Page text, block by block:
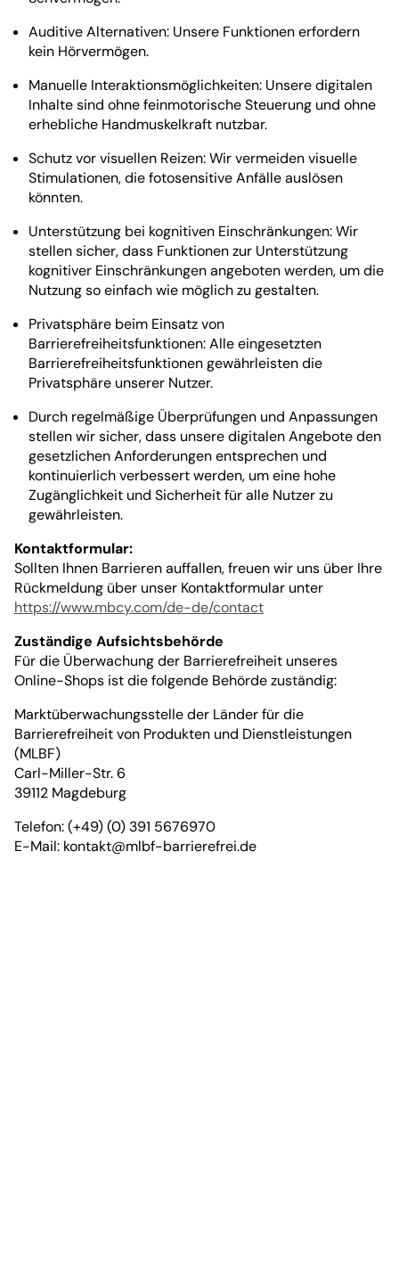
Auditive Alternativen: Unsere Funktionen erfordern
kein Hörvermögen.
Manuelle Interaktionsmöglichkeiten: Unsere digitalen
Inhalte sind ohne feinmotorische Steuerung und ohne
erhebliche Handmuskelkraft nutzbar.
Schutz vor visuellen Reizen: Wir vermeiden visuelle
Stimulationen, die fotosensitive Anfälle auslösen
könnten.
Unterstützung bei kognitiven Einschränkungen: Wir
stellen sicher, dass Funktionen zur Unterstützung
kognitiver Einschränkungen angeboten werden, um die
Nutzung so einfach wie möglich zu gestalten.
Privatsphäre beim Einsatz von
Barrierefreiheitsfunktionen: Alle eingesetzten
Barrierefreiheitsfunktionen gewährleisten die
Privatsphäre unserer Nutzer.
Durch regelmäßige Überprüfungen und Anpassungen
stellen wir sicher, dass unsere digitalen Angebote den
gesetzlichen Anforderungen entsprechen und
kontinuierlich verbessert werden, um eine hohe
Zugänglichkeit und Sicherheit für alle Nutzer zu
gewährleisten.
Kontaktformular:
Sollten Ihnen Barrieren auffallen, freuen wir uns über Ihre
Rückmeldung über unser Kontaktformular unter
https://www.mbcy.com/de-de/contact
Zuständige Aufsichtsbehörde
Für die Überwachung der Barrierefreiheit unseres
Online-Shops ist die folgende Behörde zuständig:
Marktüberwachungsstelle der Länder für die
Barrierefreiheit von Produkten und Dienstleistungen
(MLBF)
Carl-Miller-Str. 6
39112 Magdeburg
Telefon: (+49) (0) 391 5676970
E-Mail: kontakt@mlbf-barrierefrei.de